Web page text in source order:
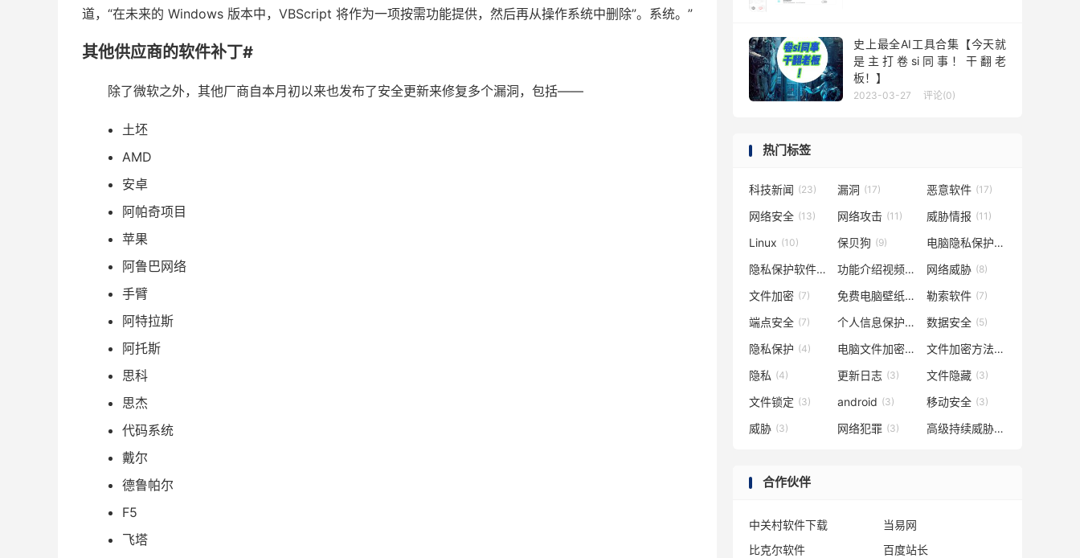
道，“在未来的 Windows 版本中，VBScript 将作为一项按需功能提供，然后再从操作系统中删除”。系统。”
其他供应商的软件补丁#
除了微软之外，其他厂商自本月初以来也发布了安全更新来修复多个漏洞，包括——
土坯
AMD
安卓
阿帕奇项目
苹果
阿鲁巴网络
手臂
阿特拉斯
阿托斯
思科
思杰
代码系统
戴尔
德鲁帕尔
F5
飞塔
史上最全AI工具合集【今天就
是主打卷si同事！干翻老
板！】
2023-03-27 评论(0)
热门标签
科技新闻 (23) 漏洞 (17) 恶意软件 (17)
网络安全 (13) 网络攻击 (11) 威胁情报 (11)
Linux (10) 保贝狗 (9) 电脑隐私保护
(9)
隐私保护软件
(8) 功能介绍视频(8) 网络威胁 (8)
文件加密 (7) 免费电脑壁纸(7) 勒索软件 (7)
端点安全 (7) 个人信息保护(5) 数据安全 (5)
隐私保护 (4) 电脑文件加密(4) 文件加密方法(4)
隐私 (4) 更新日志 (3) 文件隐藏 (3)
文件锁定 (3) android (3) 移动安全 (3)
威胁 (3) 网络犯罪 (3) 高级持续威胁(3)
合作伙伴
中关村软件下载
当易网
比克尔软件
百度站长